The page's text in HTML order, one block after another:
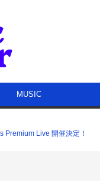
MUSIC
Premium Live 開催決定！